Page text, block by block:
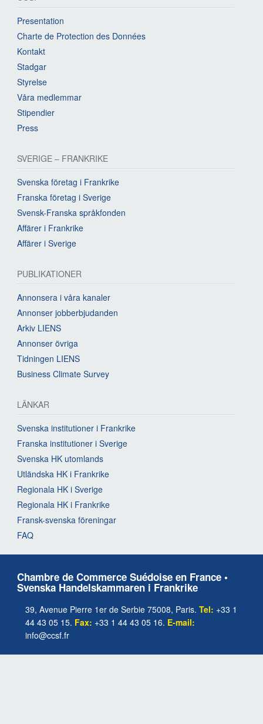
Presentation
Charte de Protection des Données
Kontakt
Stadgar
Styrelse
Våra medlemmar
Stipendier
Press
SVERIGE – FRANKRIKE
Svenska företag i Frankrike
Franska företag i Sverige
Svensk-Franska språkfonden
Affärer i Frankrike
Affärer i Sverige
PUBLIKATIONER
Annonsera i våra kanaler
Annonser jobberbjudanden
Arkiv LIENS
Annonser övriga
Tidningen LIENS
Business Climate Survey
LÄNKAR
Svenska institutioner i Frankrike
Franska institutioner i Sverige
Svenska HK utomlands
Utländska HK i Frankrike
Regionala HK i Sverige
Regionala HK i Frankrike
Fransk-svenska föreningar
FAQ
Chambre de Commerce Suédoise en France •
Svenska Handelskammaren i Frankrike
39, Avenue Pierre 1er de Serbie 75008, Paris. Tel: +33 1
44 43 05 15. Fax: +33 1 44 43 05 16. E-mail:
info@ccsf.fr